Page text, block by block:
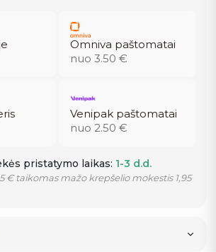
Omniva paštomatai
nuo 3.50 €
Venipak paštomatai
nuo 2.50 €
pristatymo laikas: 1-3 d.d.
€ taikomas mažo krepšelio mokestis 1,95